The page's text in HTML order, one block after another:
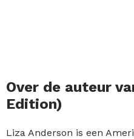
Over de auteur
Edition)
Liza Anderson is een